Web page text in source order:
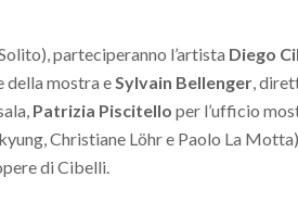
parteciperanno l’artista Diego
della mostra eSylvain Bellenger,
Patrizia Piscitello per l’ufficio
Christiane Löhr e Paolo La
di Cibelli.